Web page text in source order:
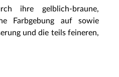
ihre gelblich-braune,
Farbgebung auf sowie
und die teils feineren,